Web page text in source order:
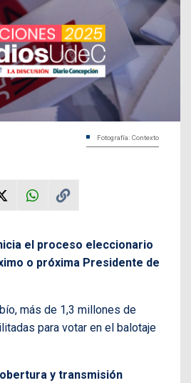
Fotografía: Contexto
el proceso eleccionario
o próxima Presidente de
más de 1,3 millones de
para votar en el balotaje
y transmisión